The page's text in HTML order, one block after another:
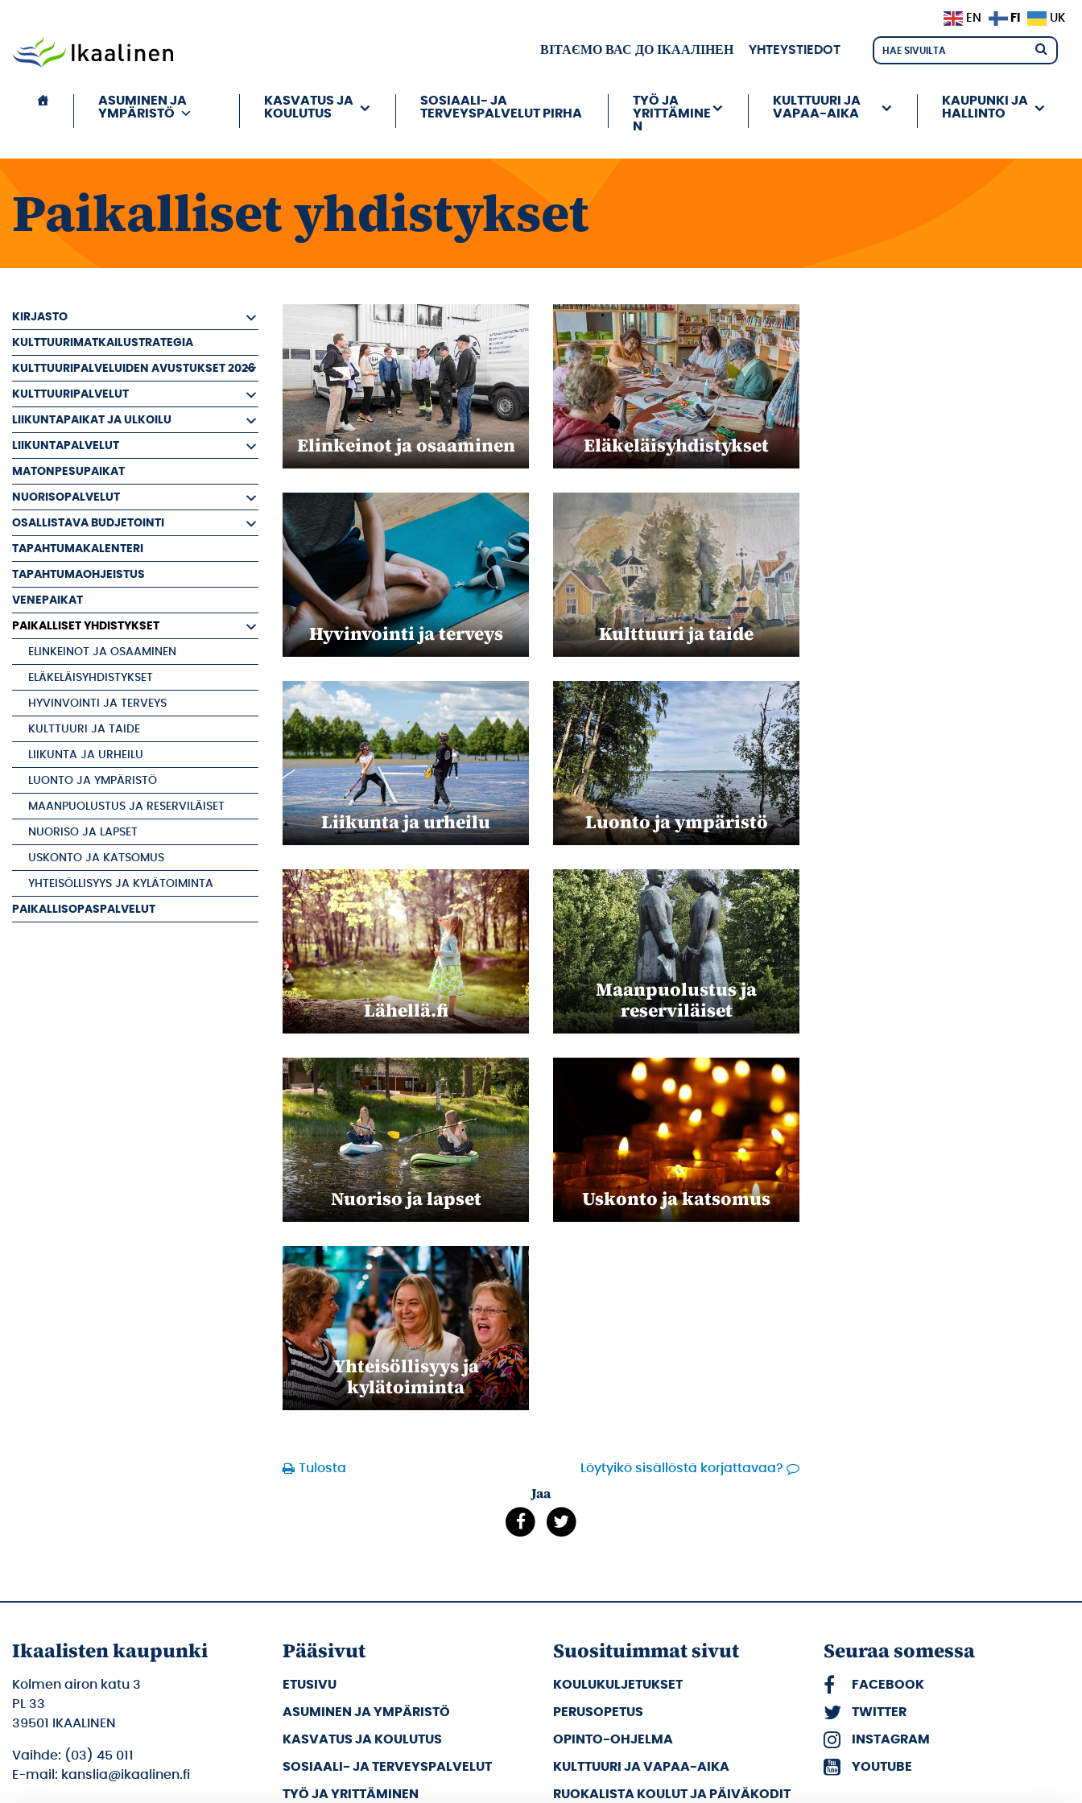
ВІТАЄМО ВАС ДО ІКААЛІНЕН YHTEYSTIEDOT
ASUMINEN JA
YMPÄRISTÖ
KASVATUS JA
KOULUTUS
SOSIAALI- JA
TERVEYSPALVELUT PIRHA
TYÖ JA
YRITTÄMINE
N
KULTTUURI JA
VAPAA-AIKA
KAUPUNKI JA
HALLINTO
Paikalliset yhdistykset
KIRJASTO
KULTTUURIMATKAILUSTRATEGIA
KULTTUURIPALVELUIDEN AVUSTUKSET 2026
KULTTUURIPALVELUT
LIIKUNTAPAIKAT JA ULKOILU
LIIKUNTAPALVELUT
MATONPESUPAIKAT
NUORISOPALVELUT
OSALLISTAVA BUDJETOINTI
TAPAHTUMAKALENTERI
TAPAHTUMAOHJEISTUS
VENEPAIKAT
PAIKALLISET YHDISTYKSET
ELINKEINOT JA OSAAMINEN
ELÄKELÄISYHDISTYKSET
HYVINVOINTI JA TERVEYS
KULTTUURI JA TAIDE
LIIKUNTA JA URHEILU
LUONTO JA YMPÄRISTÖ
MAANPUOLUSTUS JA RESERVILÄISET
NUORISO JA LAPSET
USKONTO JA KATSOMUS
YHTEISÖLLISYYS JA KYLÄTOIMINTA
PAIKALLISOPASPALVELUT
Elinkeinot ja osaaminen Eläkeläisyhdistykset
Hyvinvointi ja terveys Kulttuuri ja taide
Liikunta ja urheilu Luonto ja ympäristö
Lähellä.fi
Maanpuolustus ja
reserviläiset
Nuoriso ja lapset Uskonto ja katsomus
Yhteisöllisyys ja
kylätoiminta
Tulosta Löytyikö sisällöstä korjattavaa?
Jaa
Ikaalisten kaupunki
Kolmen airon katu 3
PL 33
39501 IKAALINEN
Vaihde: (03) 45 011
E-mail: kanslia@ikaalinen.fi
Pääsivut
ETUSIVU
ASUMINEN JA YMPÄRISTÖ
KASVATUS JA KOULUTUS
SOSIAALI- JA TERVEYSPALVELUT
TYÖ JA YRITTÄMINEN
Suosituimmat sivut
KOULUKULJETUKSET
PERUSOPETUS
OPINTO-OHJELMA
KULTTUURI JA VAPAA-AIKA
RUOKALISTA KOULUT JA PÄIVÄKODIT
Seuraa somessa
FACEBOOK
TWITTER
INSTAGRAM
YOUTUBE
EN FI UK